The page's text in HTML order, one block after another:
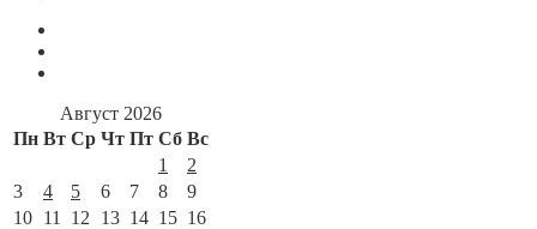
Август 2026
Пн Вт Ср Чт Пт Сб Вс
1
2
3
4 5 6 7 8
9
10 11 12 13 14 15 16